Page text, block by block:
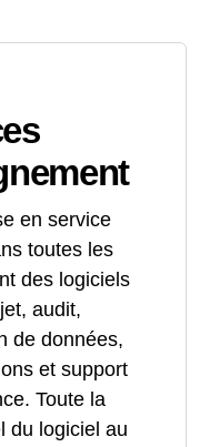
en service
toutes les
des logiciels
audit,
de données,
et support
Toute la
du logiciel au